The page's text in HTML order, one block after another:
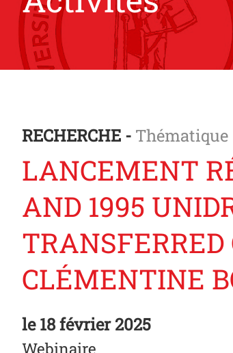
RECHERCHE - Thématique
LANCEMENT
AND 1995
CLÉMENTINE
le18 février 2025
Webinaire